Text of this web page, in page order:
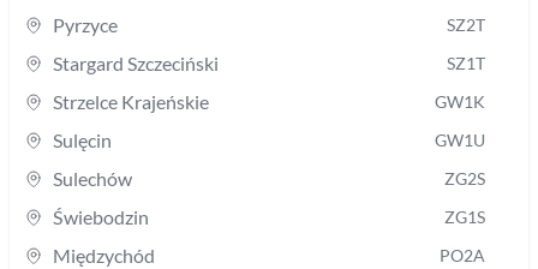
Pyrzyce SZ2T
Stargard Szczeciński SZ1T
Strzelce Krajeńskie GW1K
Sulęcin GW1U
Sulechów ZG2S
Świebodzin ZG1S
Międzychód PO2A